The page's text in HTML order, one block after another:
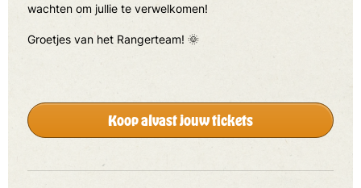
wachten om jullie te verwelkomen!
Groetjes van het Rangerteam! 🌞
Koop alvast jouw tickets